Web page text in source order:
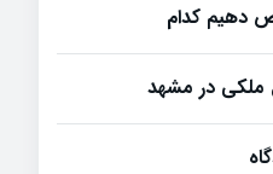
دهیم کدام
ملکی در مشهد